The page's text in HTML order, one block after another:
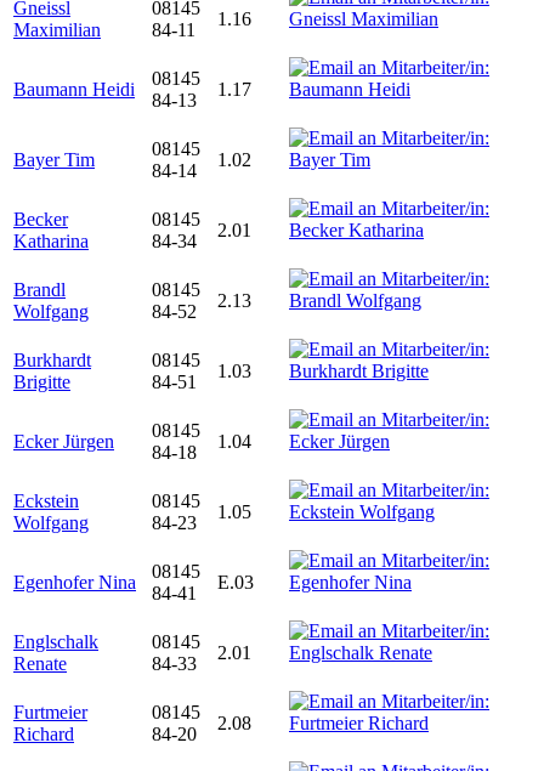
Gneissl
Maximilian
08145
84-11
1.16
Baumann Heidi
08145
84-13
1.17
Bayer Tim
08145
84-14
1.02
Becker
Katharina
08145
84-34
2.01
Brandl
Wolfgang
08145
84-52
2.13
Burkhardt
Brigitte
08145
84-51
1.03
Ecker Jürgen
08145
84-18
1.04
Eckstein
Wolfgang
08145
84-23
1.05
Egenhofer Nina
08145
84-41
E.03
Englschalk
Renate
08145
84-33
2.01
Furtmeier
Richard
08145
84-20
2.08